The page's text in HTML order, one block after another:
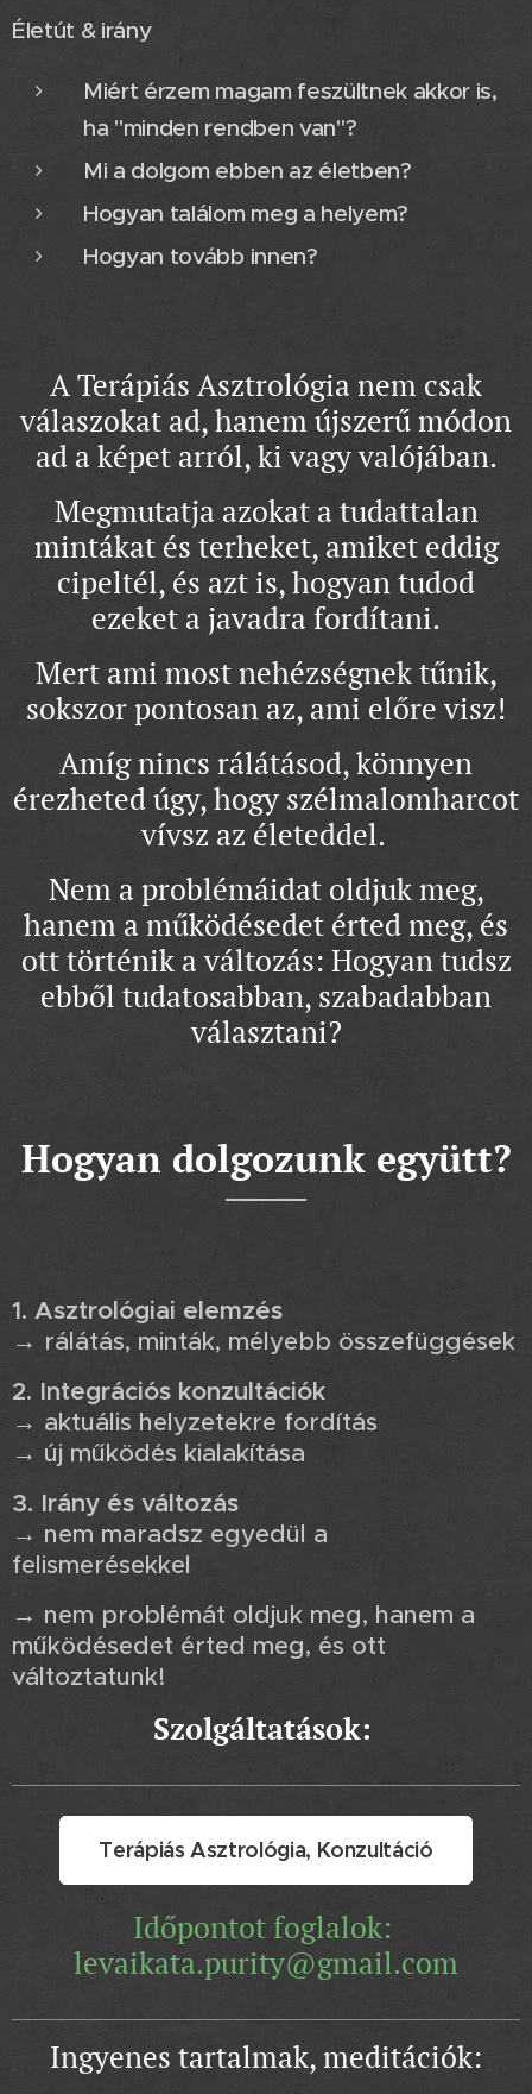
Életút & irány
Miért érzem magam feszültnek akkor is,
ha "minden rendben van"?
Mi a dolgom ebben az életben?
Hogyan találom meg a helyem?
Hogyan tovább innen?
A Terápiás Asztrológia nem csak
válaszokat ad, hanem újszerű módon
ad a képet arról, ki vagy valójában.
Megmutatja azokat a tudattalan
mintákat és terheket, amiket eddig
cipeltél, és azt is, hogyan tudod
ezeket a javadra fordítani.
Mert ami most nehézségnek tűnik,
sokszor pontosan az, ami előre visz!
Amíg nincs rálátásod, könnyen
érezheted úgy, hogy szélmalomharcot
vívsz az életeddel.
Nem a problémáidat oldjuk meg,
hanem a működésedet érted meg, és
ott történik a változás: Hogyan tudsz
ebből tudatosabban, szabadabban
választani?
Hogyan dolgozunk együtt?
1. Asztrológiai elemzés
→ rálátás, minták, mélyebb összefüggések
2. Integrációs konzultációk
→ aktuális helyzetekre fordítás
→ új működés kialakítása
3. Irány és változás
→ nem maradsz egyedül a
felismerésekkel
→ nem problémát oldjuk meg, hanem a
működésedet érted meg, és ott
változtatunk!
Szolgáltatások:
Terápiás Asztrológia, Konzultáció
Időpontot foglalok:
levaikata.purity@gmail.com
Ingyenes tartalmak, meditációk: